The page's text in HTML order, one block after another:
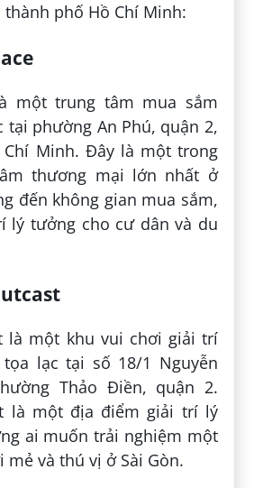
phố Hồ Chí Minh:
một trung tâm mua sắm
tại phường An Phú, quận 2,
Chí Minh. Đây là một trong
thương mại lớn nhất ở
đến không gian mua sắm,
lý tưởng cho cư dân và du
là một khu vui chơi giải trí
lạc tại số 18/1 Nguyễn
Thảo Điền, quận 2.
là một địa điểm giải trí lý
ai muốn trải nghiệm một
mẻ và thú vị ở Sài Gòn.